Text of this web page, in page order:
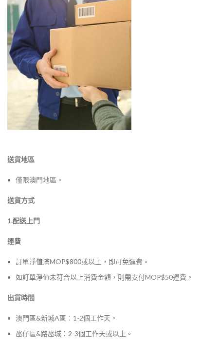
送貨地區
僅限澳門地區。
送貨方式
1.配送上門
運費
訂單淨值滿MOP$800或以上，即可免運費。
如訂單淨值未符合以上消費金額，則需支付MOP$50運費。
出貨時間
澳門區&新城A區：1-2個工作天。
氹仔區&路氹城：2-3個工作天或以上。